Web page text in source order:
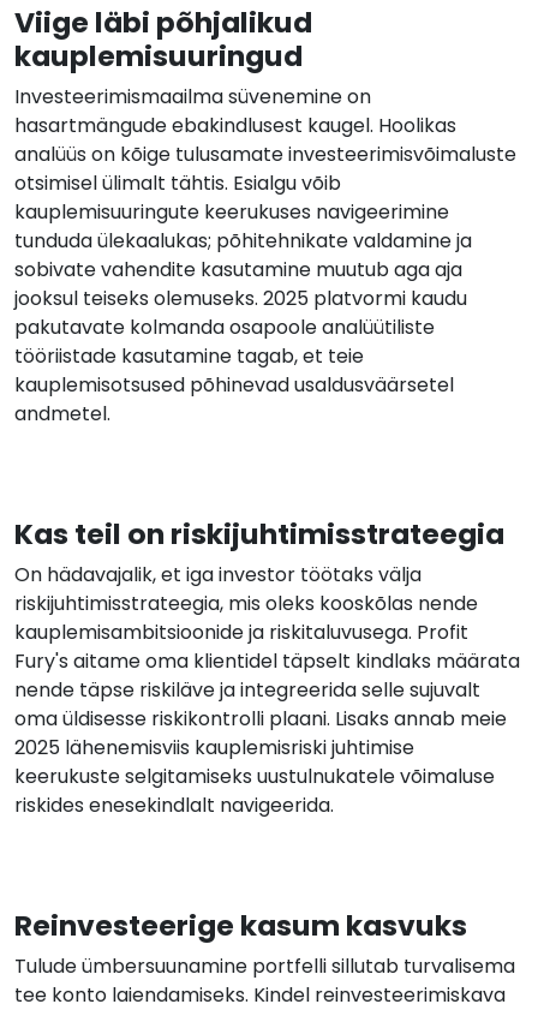
Viige läbi põhjalikud
kauplemisuuringud
Investeerimismaailma süvenemine on
hasartmängude ebakindlusest kaugel. Hoolikas
analüüs on kõige tulusamate investeerimisvõimaluste
otsimisel ülimalt tähtis. Esialgu võib
kauplemisuuringute keerukuses navigeerimine
tunduda ülekaalukas; põhitehnikate valdamine ja
sobivate vahendite kasutamine muutub aga aja
jooksul teiseks olemuseks. 2025 platvormi kaudu
pakutavate kolmanda osapoole analüütiliste
tööriistade kasutamine tagab, et teie
kauplemisotsused põhinevad usaldusväärsetel
andmetel.
Kas teil on riskijuhtimisstrateegia
On hädavajalik, et iga investor töötaks välja
riskijuhtimisstrateegia, mis oleks kooskõlas nende
kauplemisambitsioonide ja riskitaluvusega. Profit
Fury's aitame oma klientidel täpselt kindlaks määrata
nende täpse riskiläve ja integreerida selle sujuvalt
oma üldisesse riskikontrolli plaani. Lisaks annab meie
2025 lähenemisviis kauplemisriski juhtimise
keerukuste selgitamiseks uustulnukatele võimaluse
riskides enesekindlalt navigeerida.
Reinvesteerige kasum kasvuks
Tulude ümbersuunamine portfelli sillutab turvalisema
tee konto laiendamiseks. Kindel reinvesteerimiskava